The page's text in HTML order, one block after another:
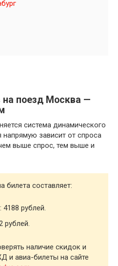
на поезд Москва —
система динамического
зависит от спроса
выше спрос, тем выше и
билета составляет:
4188 рублей.
рублей.
наличие скидок и
и авиа-билеты на сайте